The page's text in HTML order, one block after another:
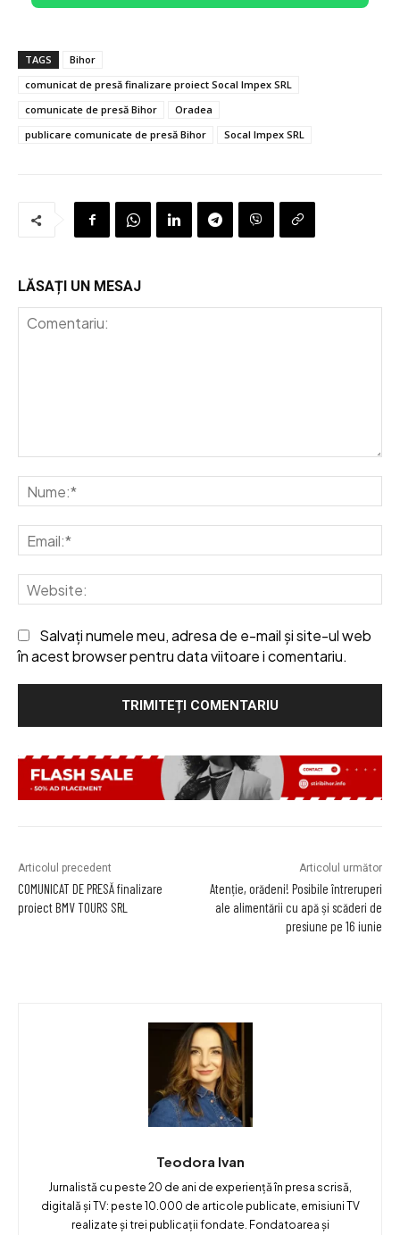
TAGS
Bihor
comunicat de presă finalizare proiect Socal Impex SRL
comunicate de presă Bihor
Oradea
publicare comunicate de presă Bihor
Socal Impex SRL
LĂSAȚI UN MESAJ
Salvați numele meu, adresa de e-mail și site-ul web
în acest browser pentru data viitoare i comentariu.
Articolul precedent
COMUNICAT DE PRESĂ finalizare
proiect BMV TOURS SRL
Articolul următor
Atenție, orădeni! Posibile întreruperi
ale alimentării cu apă și scăderi de
presiune pe 16 iunie
Teodora Ivan
Jurnalistă cu peste 20 de ani de experiență în presa scrisă,
digitală și TV: peste 10.000 de articole publicate, emisiuni TV
realizate și trei publicații fondate. Fondatoarea și